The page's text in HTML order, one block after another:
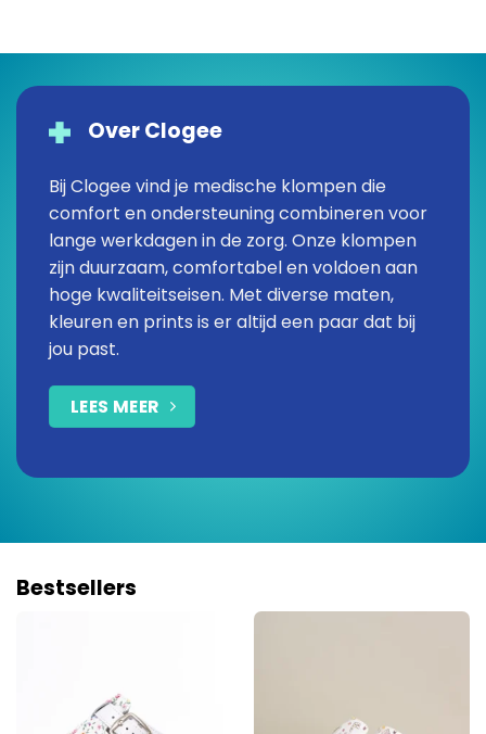
Over Clogee
Bij Clogee vind je medische klompen die
comfort en ondersteuning combineren voor
lange werkdagen in de zorg. Onze klompen
zijn duurzaam, comfortabel en voldoen aan
hoge kwaliteitseisen. Met diverse maten,
kleuren en prints is er altijd een paar dat bij
jou past.
LEES MEER
Bestsellers